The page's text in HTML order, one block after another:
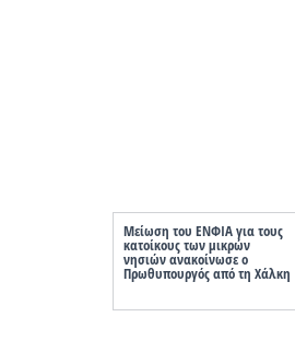
Μείωση του ΕΝΦΙΑ για τους
κατοίκους των μικρών
νησιών ανακοίνωσε ο
Πρωθυπουργός από τη Χάλκη